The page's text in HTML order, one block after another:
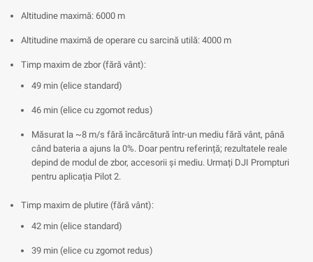
Altitudine maximă: 6000 m
Altitudine maximă de operare cu sarcină utilă: 4000 m
Timp maxim de zbor (fără vânt):
49 min (elice standard)
46 min (elice cu zgomot redus)
Măsurat la ~8 m/s fără încărcătură într-un mediu fără vânt, până
când bateria a ajuns la 0%. Doar pentru referință; rezultatele reale
depind de modul de zbor, accesorii și mediu. Urmați DJI Prompturi
pentru aplicația Pilot 2.
Timp maxim de plutire (fără vânt):
42 min (elice standard)
39 min (elice cu zgomot redus)